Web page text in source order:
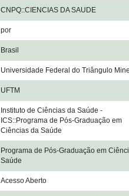
CNPQ::CIENCIAS DA SAUDE
por
Brasil
Universidade Federal do Triângulo
UFTM
Instituto de Ciências da Saúde -
ICS::Programa de Pós-Graduação em
Ciências da Saúde
Programa de Pós-Graduação em
Saúde
Acesso Aberto